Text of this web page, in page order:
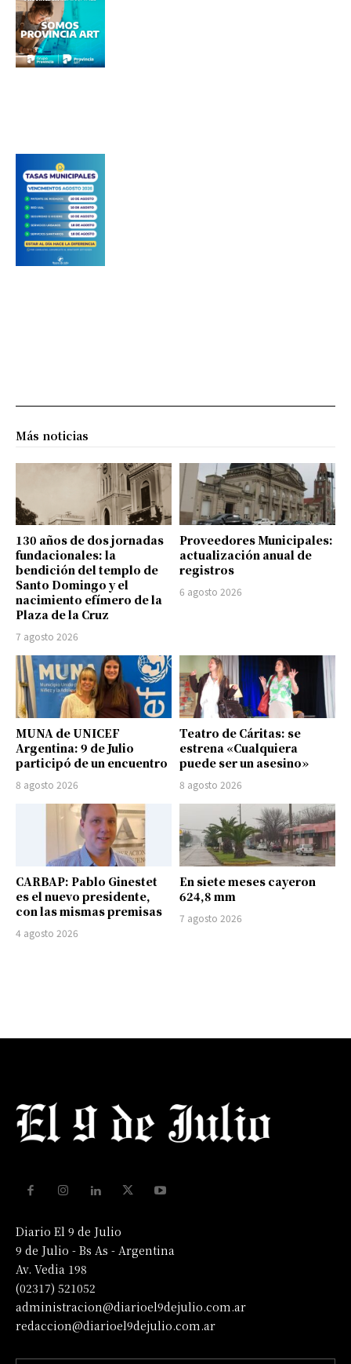
Más noticias
130 años de dos jornadas
fundacionales: la
bendición del templo de
Santo Domingo y el
nacimiento efímero de la
Plaza de la Cruz
7 agosto 2026
Proveedores Municipales:
actualización anual de
registros
6 agosto 2026
MUNA de UNICEF
Argentina: 9 de Julio
participó de un encuentro
8 agosto 2026
Teatro de Cáritas: se
estrena «Cualquiera
puede ser un asesino»
8 agosto 2026
CARBAP: Pablo Ginestet
es el nuevo presidente,
con las mismas premisas
4 agosto 2026
En siete meses cayeron
624,8 mm
7 agosto 2026
Diario El 9 de Julio
9 de Julio - Bs As - Argentina
Av. Vedia 198
(02317) 521052
administracion@diarioel9dejulio.com.ar
redaccion@diarioel9dejulio.com.ar